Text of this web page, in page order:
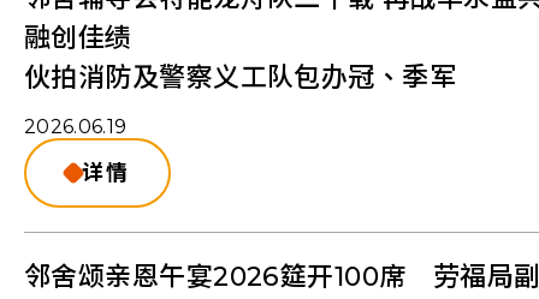
融创佳绩
伙拍消防及警察义工队包办冠、季军
2026.06.19
详情
邻舍颂亲恩午宴2026筵开100席 劳福局
曲/编曲：郭盖愆 监制：谭子舜